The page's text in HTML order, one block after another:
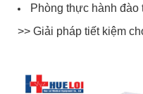
Phòng thực hành đào
>> Giải pháp tiết kiệm